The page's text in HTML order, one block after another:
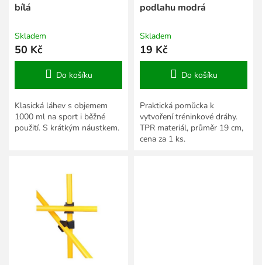
bílá
Skladem
50 Kč
Do košíku
Klasická láhev s objemem
1000 ml na sport i běžné
použití. S krátkým náustkem.
podlahu modrá
Skladem
19 Kč
Do košíku
Praktická pomůcka k
vytvoření tréninkové dráhy.
TPR materiál, průměr 19 cm,
cena za 1 ks.